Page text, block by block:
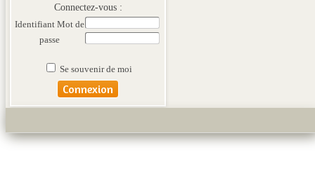
Connectez-vous :
Identifiant Mot de
passe
Se souvenir de moi